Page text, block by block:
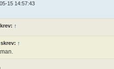
15 14:57:43
↑
skrev: ↑